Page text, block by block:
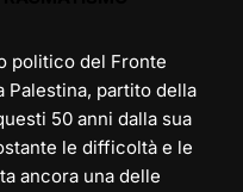
politico del Fronte
Palestina, partito della
50 anni dalla sua
le difficoltà e le
ancora una delle